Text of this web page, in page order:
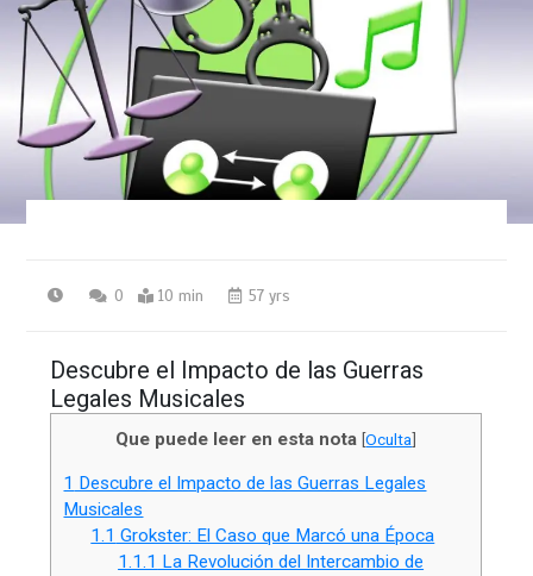
0 10 min 57 yrs
Descubre el Impacto de las Guerras
Legales Musicales
Que puede leer en esta nota [Oculta]
1 Descubre el Impacto de las Guerras Legales
Musicales
1.1 Grokster: El Caso que Marcó una Época
1.1.1 La Revolución del Intercambio de